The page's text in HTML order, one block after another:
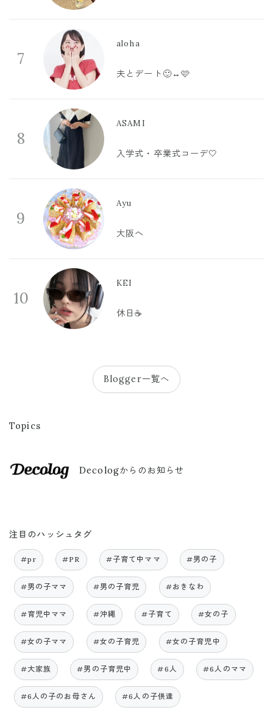
7
aloha
夫とデート🙂‍↔️🩷
8
ASAMI
入学式・卒業式コーデ🤍
9
Ayu
大阪へ
10
KEI
休日☕️
Blogger一覧へ
Topics
Decologからのお知らせ
注目のハッシュタグ
#pr #PR #子育て中ママ #男の子
#男の子ママ #男の子育児 #おきなわ
#育児中ママ #沖縄 #子育て #女の子
#女の子ママ #女の子育児 #女の子育児中
#大家族 #男の子育児中 #6人 #6人のママ
#6人の子のお母さん #6人の子供達